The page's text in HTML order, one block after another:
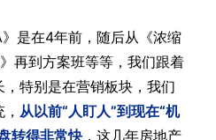
是在4年前，随后从《浓缩
再到方案班等等，我们跟着
特别是在营销板块，我们
从以前“人盯人”到现在“机
转得非常快，这几年房地产